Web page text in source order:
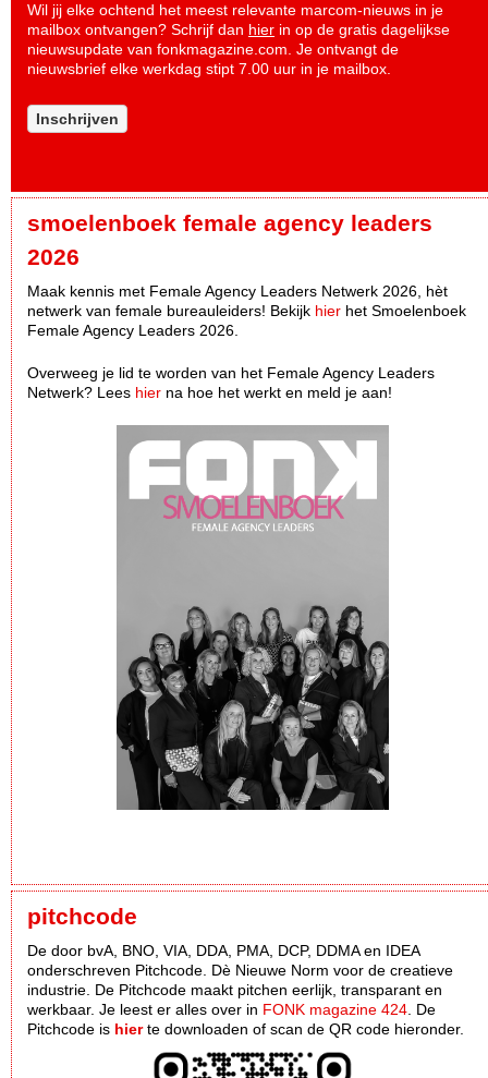
Wil jij elke ochtend het meest relevante marcom-nieuws in je
mailbox ontvangen? Schrijf dan hier in op de gratis dagelijkse
nieuwsupdate van fonkmagazine.com. Je ontvangt de
nieuwsbrief elke werkdag stipt 7.00 uur in je mailbox.
Inschrijven
smoelenboek female agency leaders
2026
Maak kennis met Female Agency Leaders Netwerk 2026, hèt
netwerk van female bureauleiders! Bekijk hier het Smoelenboek
Female Agency Leaders 2026.
Overweeg je lid te worden van het Female Agency Leaders
Netwerk? Lees hier na hoe het werkt en meld je aan!
pitchcode
De door bvA, BNO, VIA, DDA, PMA, DCP, DDMA en IDEA
onderschreven Pitchcode. Dè Nieuwe Norm voor de creatieve
industrie. De Pitchcode maakt pitchen eerlijk, transparant en
werkbaar. Je leest er alles over in FONK magazine 424 . De
Pitchcode is hierte downloaden of scan de QR code hieronder.